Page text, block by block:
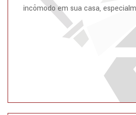
incômodo em sua casa,